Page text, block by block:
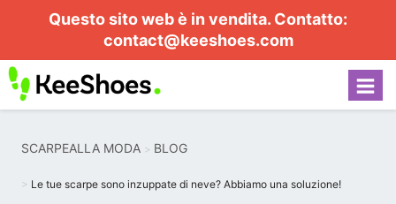
Questo sito web è in vendita. Contatto:
contact@keeshoes.com
SCARPEALLA MODA BLOG
Le tue scarpe sono inzuppate di neve? Abbiamo una soluzione!